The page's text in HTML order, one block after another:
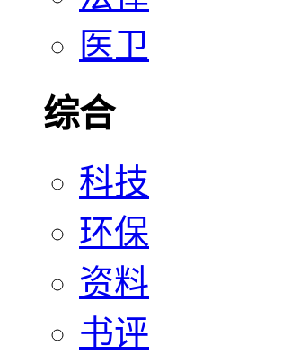
医卫
综合
科技
环保
资料
书评